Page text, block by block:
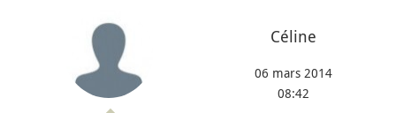
Céline
06 mars 2014
08:42